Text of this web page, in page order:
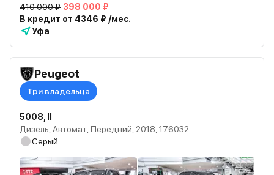
410 000 ₽ 398 000 ₽
В кредит от 4346 ₽ /мес.
Уфа
Peugeot
Три владельца
5008, II
Дизель, Автомат, Передний, 2018, 176032
Серый